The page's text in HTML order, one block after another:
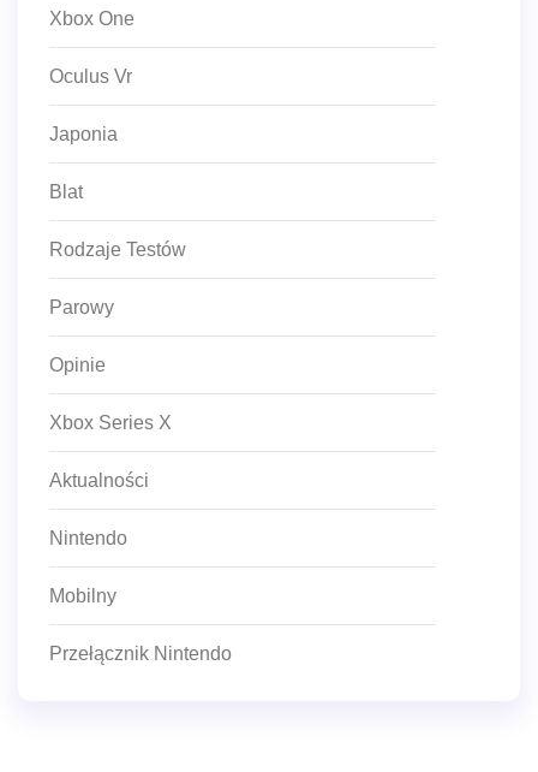
Xbox One
Oculus Vr
Japonia
Blat
Rodzaje Testów
Parowy
Opinie
Xbox Series X
Aktualności
Nintendo
Mobilny
Przełącznik Nintendo